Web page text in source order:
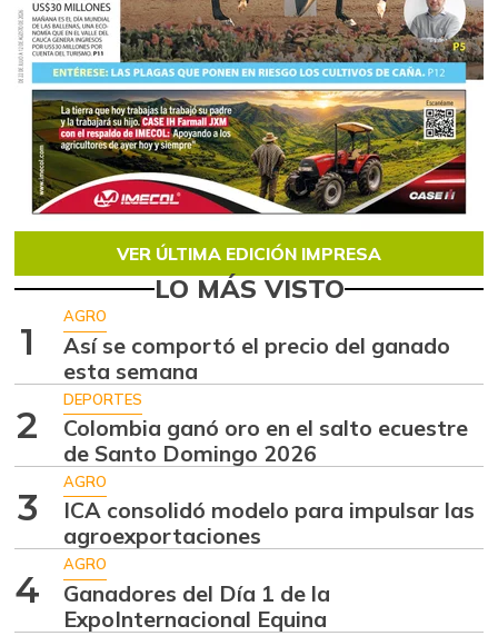
VER ÚLTIMA EDICIÓN IMPRESA
LO MÁS VISTO
1
AGRO
Así se comportó el precio del ganado
esta semana
2
DEPORTES
Colombia ganó oro en el salto ecuestre
de Santo Domingo 2026
3
AGRO
ICA consolidó modelo para impulsar las
agroexportaciones
4
AGRO
Ganadores del Día 1 de la
ExpoInternacional Equina